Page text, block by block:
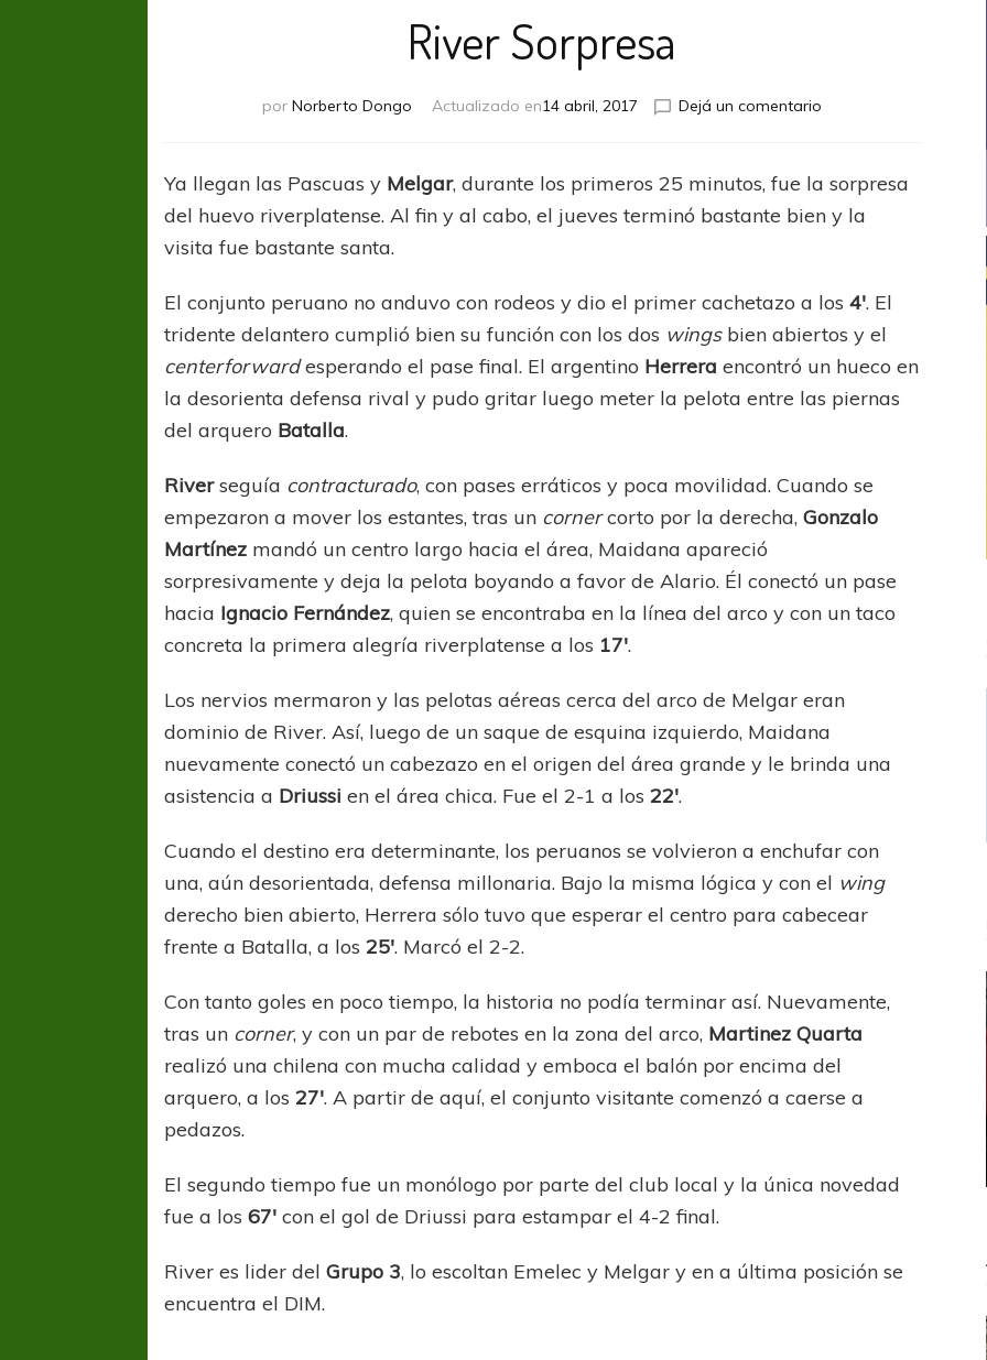
River Sorpresa
por Norberto Dongo Actualizado en14 abril, 2017 Dejá un comentario
Ya llegan las Pascuas y Melgar, durante los primeros 25 minutos, fue la sorpresa
del huevo riverplatense. Al fin y al cabo, el jueves terminó bastante bien y la
visita fue bastante santa.
El conjunto peruano no anduvo con rodeos y dio el primer cachetazo a los4′. El
tridente delantero cumplió bien su función con los dos wingsbien abiertos y el
centerforwardesperando el pase final. El argentino Herrera encontró un hueco en
la desorienta defensa rival y pudo gritar luego meter la pelota entre las piernas
del arquero Batalla.
Riverseguía contracturado, con pases erráticos y poca movilidad. Cuando se
empezaron a mover los estantes, tras un cornercorto por la derecha,Gonzalo
Martínez mandó un centro largo hacia el área, Maidana apareció
sorpresivamente y deja la pelota boyando a favor de Alario. Él conectó un pase
hacia Ignacio Fernández, quien se encontraba en la línea del arco y con un taco
concreta la primera alegría riverplatense a los 17′.
Los nervios mermaron y las pelotas aéreas cerca del arco de Melgar eran
dominio de River. Así, luego de un saque de esquina izquierdo, Maidana
nuevamente conectó un cabezazo en el origen del área grande y le brinda una
asistencia a Driussi en el área chica. Fue el 2-1 a los22′.
Cuando el destino era determinante, los peruanos se volvieron a enchufar con
una, aún desorientada, defensa millonaria. Bajo la misma lógica y con el wing
derecho bien abierto, Herrera sólo tuvo que esperar el centro para cabecear
frente a Batalla, a los25′. Marcó el 2-2.
Con tanto goles en poco tiempo, la historia no podía terminar así. Nuevamente,
tras un corner, y con un par de rebotes en la zona del arco, Martinez Quarta
realizó una chilena con mucha calidad y emboca el balón por encima del
arquero, a los27′. A partir de aquí, el conjunto visitante comenzó a caerse a
pedazos.
El segundo tiempo fue un monólogo por parte del club local y la única novedad
fue a los67′ con el gol de Driussi para estampar el 4-2 final.
River es lider delGrupo 3, lo escoltan Emelec y Melgar y en a última posición se
encuentra el DIM.